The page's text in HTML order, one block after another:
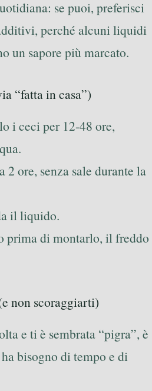
se puoi, preferisci
perché alcuni liquidi
un sapore più marcato.
“fatta in casa”)
i ceci per 12-48 ore,
ore, senza sale durante la
il liquido.
prima di montarlo, il freddo
non scoraggiarti)
e ti è sembrata “pigra”, è
bisogno di tempo e di